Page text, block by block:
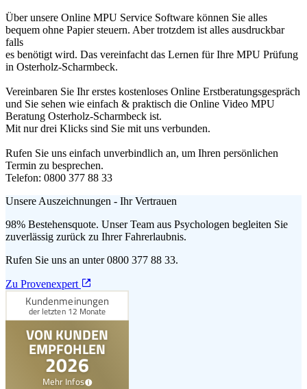
Über unsere Online MPU Service Software können Sie alles
bequem ohne Papier steuern. Aber trotzdem ist alles ausdruckbar
falls
es benötigt wird. Das vereinfacht das Lernen für Ihre MPU Prüfung
in Osterholz-Scharmbeck.
Vereinbaren Sie Ihr erstes kostenloses Online Erstberatungsgespräch
und Sie sehen wie einfach & praktisch die Online Video MPU
Beratung Osterholz-Scharmbeck ist.
Mit nur drei Klicks sind Sie mit uns verbunden.
Rufen Sie uns einfach unverbindlich an, um Ihren persönlichen
Termin zu besprechen.
Telefon: 0800 377 88 33
Unsere Auszeichnungen - Ihr Vertrauen
98% Bestehensquote. Unser Team aus Psychologen begleiten Sie
zuverlässig zurück zu Ihrer Fahrerlaubnis.
Rufen Sie uns an unter 0800 377 88 33.
Zu Provenexpert